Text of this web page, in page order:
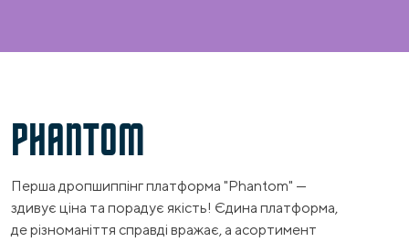
PHANTOM
Перша дропшиппінг платформа "Phantom" —
здивує ціна та порадує якість! Єдина платформа,
де різноманіття справді вражає, а асортимент